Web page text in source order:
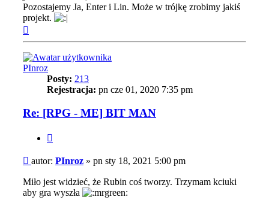
Pozostajemy Ja, Enter i Lin. Może w trójkę zrobimy jakiś
projekt.
górę
PInroz
Posty: 213
Rejestracja: pn cze 01, 2020 7:35 pm
Re: [RPG - ME] BIT MAN
Post
autor: PInroz » pn sty 18, 2021 5:00 pm
Miło jest widzieć, że Rubin coś tworzy. Trzymam kciuki
aby gra wyszła